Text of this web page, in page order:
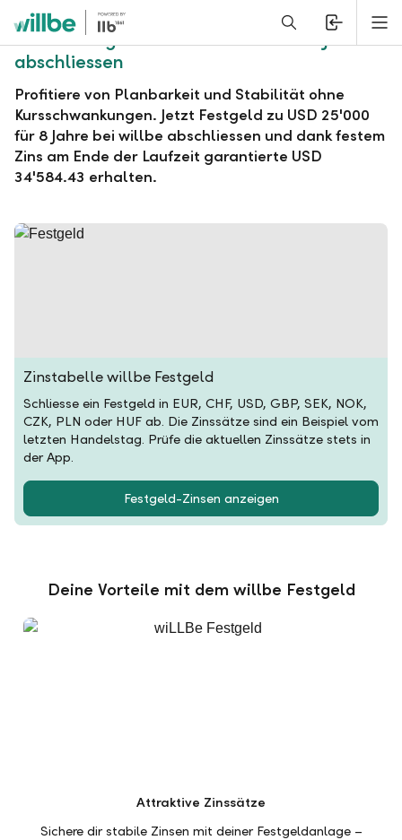
Alerts.Headline
willbe Festgeld zu USD 25'000 für 8 Jahre
abschliessen
Profitiere von Planbarkeit und Stabilität ohne
Kursschwankungen. Jetzt Festgeld zu USD 25'000
für 8 Jahre bei willbe abschliessen und dank festem
Zins am Ende der Laufzeit garantierte USD
34'584.43 erhalten.
Zinstabelle willbe Festgeld
Schliesse ein Festgeld in EUR, CHF, USD, GBP, SEK, NOK,
CZK, PLN oder HUF ab. Die Zinssätze sind ein Beispiel vom
letzten Handelstag. Prüfe die aktuellen Zinssätze stets in
der App.
Festgeld-Zinsen anzeigen
Deine Vorteile mit dem willbe Festgeld
Attraktive Zinssätze
Sichere dir stabile Zinsen mit deiner Festgeldanlage –